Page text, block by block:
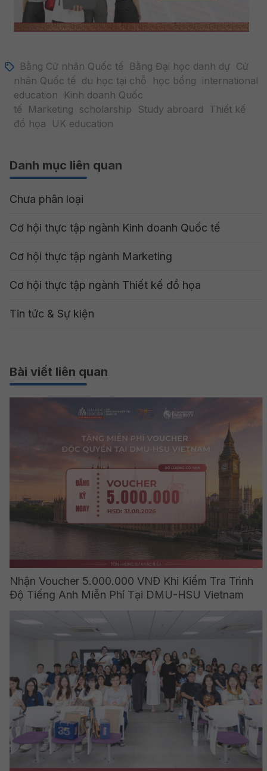
Bằng Cử nhân Quốc tế Bằng Đại học danh dự Cử
nhân Quốc tế du học tại chỗ học bổng international
education
Kinh doanh Quốc
tế
Marketing scholarship Study abroard Thiết kế
đồ họa
UK education
Danh mục liên quan
Chưa phân loại
Cơ hội thực tập ngành Kinh doanh Quốc tế
Cơ hội thực tập ngành Marketing
Cơ hội thực tập ngành Thiết kế đồ họa
Tin tức & Sự kiện
Bài viết liên quan
Nhận Voucher 5.000.000 VNĐ Khi Kiểm Tra Trình
Độ Tiếng Anh Miễn Phí Tại DMU-HSU Vietnam